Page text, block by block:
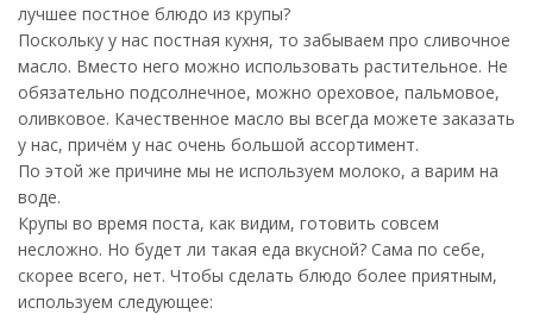
лучшее постное блюдо из крупы?
Поскольку у нас постная кухня, то забываем про сливочное
масло. Вместо него можно использовать растительное. Не
обязательно подсолнечное, можно ореховое, пальмовое,
оливковое. Качественное масло вы всегда можете заказать
у нас, причём у нас очень большой ассортимент.
По этой же причине мы не используем молоко, а варим на
воде.
Крупы во время поста, как видим, готовить совсем
несложно. Но будет ли такая еда вкусной? Сама по себе,
скорее всего, нет. Чтобы сделать блюдо более приятным,
используем следующее: